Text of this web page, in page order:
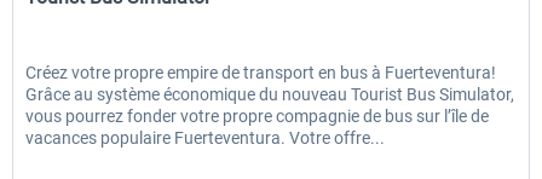
Créez votre propre empire de transport en bus à Fuerteventura!
Grâce au système économique du nouveau Tourist Bus Simulator,
vous pourrez fonder votre propre compagnie de bus sur l’île de
vacances populaire Fuerteventura. Votre offre...